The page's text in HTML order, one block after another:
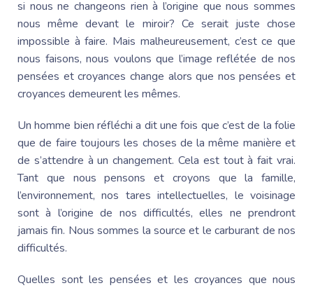
si nous ne changeons rien à l’origine que nous sommes
nous même devant le miroir? Ce serait juste chose
impossible à faire. Mais malheureusement, c’est ce que
nous faisons, nous voulons que l’image reflétée de nos
pensées et croyances change alors que nos pensées et
croyances demeurent les mêmes.
Un homme bien réfléchi a dit une fois que c’est de la folie
que de faire toujours les choses de la même manière et
de s’attendre à un changement. Cela est tout à fait vrai.
Tant que nous pensons et croyons que la famille,
l’environnement, nos tares intellectuelles, le voisinage
sont à l’origine de nos difficultés, elles ne prendront
jamais fin. Nous sommes la source et le carburant de nos
difficultés.
Quelles sont les pensées et les croyances que nous